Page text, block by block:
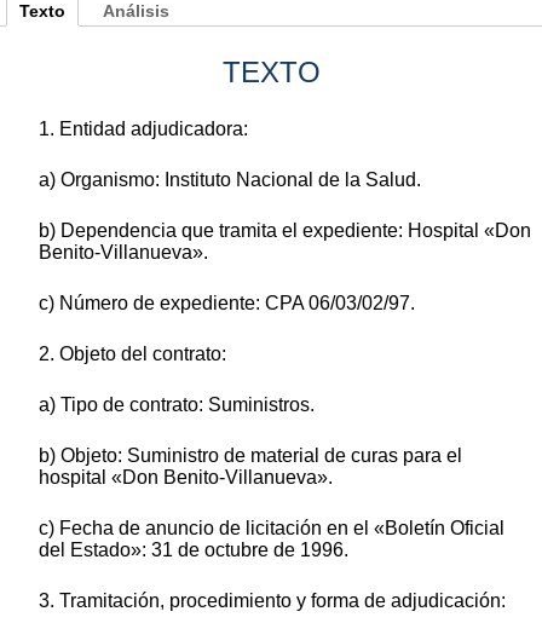
Texto
TEXTO
1. Entidad adjudicadora:
a) Organismo: Instituto Nacional de la Salud.
b) Dependencia que tramita el expediente: Hospital «Don
Benito-Villanueva».
c) Número de expediente: CPA 06/03/02/97.
2. Objeto del contrato:
a) Tipo de contrato: Suministros.
b) Objeto: Suministro de material de curas para el
hospital «Don Benito-Villanueva».
c) Fecha de anuncio de licitación en el «Boletín Oficial
del Estado»: 31 de octubre de 1996.
3. Tramitación, procedimiento y forma de adjudicación:
Análisis